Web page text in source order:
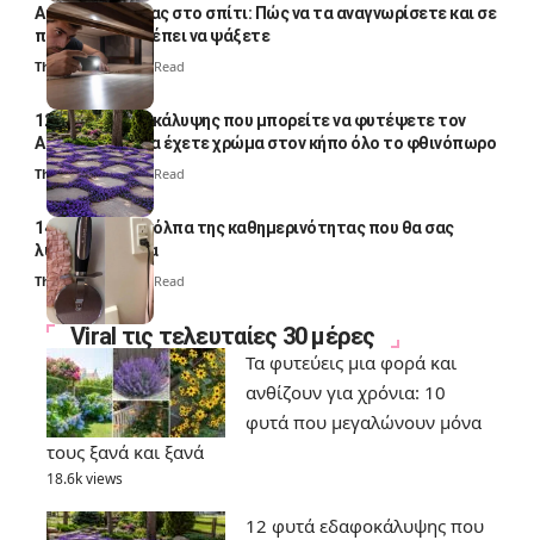
Αυγά κατσαρίδας στο σπίτι: Πώς να τα αναγνωρίσετε και σε
ποια σημεία πρέπει να ψάξετε
Thali Ombre4 Min Read
12 φυτά εδαφοκάλυψης που μπορείτε να φυτέψετε τον
Αύγουστο για να έχετε χρώμα στον κήπο όλο το φθινόπωρο
Thali Ombre7 Min Read
14 πανέξυπνα κόλπα της καθημερινότητας που θα σας
λύσουν τα χέρια
Thali Ombre 6 Min Read
Viral τις τελευταίες 30 μέρες
Τα φυτεύεις μια φορά και
ανθίζουν για χρόνια: 10
φυτά που μεγαλώνουν μόνα
τους ξανά και ξανά
18.6k views
12 φυτά εδαφοκάλυψης που